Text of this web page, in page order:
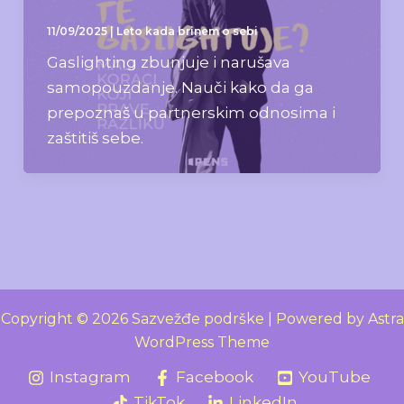
11/09/2025| Leto kada brinem o sebi
Gaslighting zbunjuje i narušava
samopouzdanje. Nauči kako da ga
prepoznaš u partnerskim odnosima i
zaštitiš sebe.
Copyright © 2026 Sazvežđe podrške | Powered by Astra
WordPress Theme
Instagram Facebook
YouTube